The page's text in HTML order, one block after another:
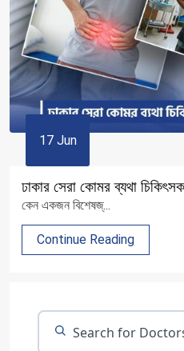
17 Jun
ঢাকার সেরা কোমর ব্যথা
কেন একজন বিশেষজ্...
Continue Reading